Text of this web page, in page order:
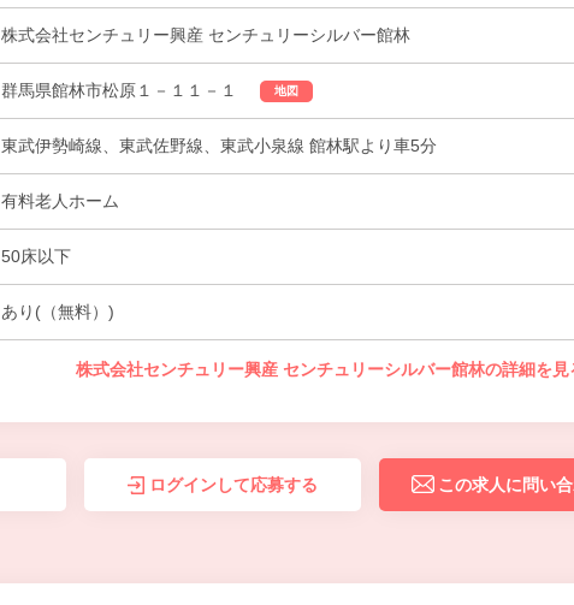
株式会社センチュリー興産 センチュリーシルバー館林
群馬県館林市松原１－１１－１ 地図
東武伊勢崎線、東武佐野線、東武小泉線 館林駅より車5分
有料老人ホーム
50床以下
あり(（無料）)
株式会社センチュリー興産 センチュリーシルバー館林の詳細を見
ログインして応募する この求人に問い